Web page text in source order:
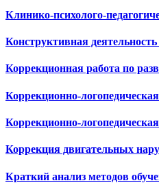
Клинико-психолого-
Конструктивная
Коррекционная работа по
Коррекционно-
Коррекционно-
Коррекция двигательных
Краткий анализ методов